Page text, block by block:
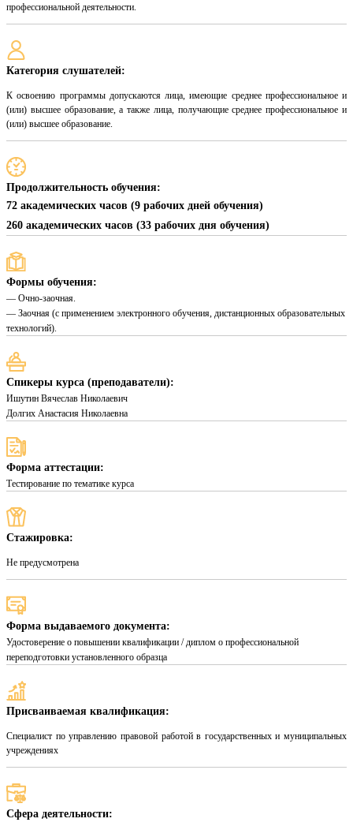
профессиональной деятельности.
Категория слушателей:
К освоению программы допускаются лица, имеющие среднее профессиональное и
(или) высшее образование, а также лица, получающие среднее профессиональное и
(или) высшее образование.
Продолжительность обучения:
72 академических часов (9 рабочих дней обучения)
260 академических часов (33 рабочих дня обучения)
Формы обучения:
— Очно-заочная.
— Заочная (с применением электронного обучения, дистанционных образовательных
технологий).
Спикеры курса (преподаватели):
Ишутин Вячеслав Николаевич
Долгих Анастасия Николаевна
Форма аттестации:
Тестирование по тематике курса
Стажировка:
Не предусмотрена
Форма выдаваемого документа:
Удостоверение о повышении квалификации / диплом о профессиональной
переподготовки установленного образца
Присваиваемая квалификация:
Специалист по управлению правовой работой в государственных и муниципальных
учреждениях
Сфера деятельности: